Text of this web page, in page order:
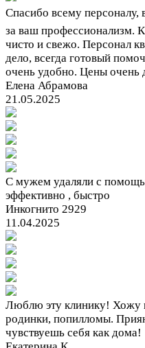
Спасибо всему
за ваш профессионализм.
чисто и свежо. Персонал
дело, всегда готовый
очень удобно. Цены очень
Елена Абрамова
21.05.2025
С мужем удаляли с
эффективно , быстро
Инкогнито 2929
11.04.2025
Люблю эту клинику! Хожу
родинки, попилломы.
чувствуешь себя как дома!